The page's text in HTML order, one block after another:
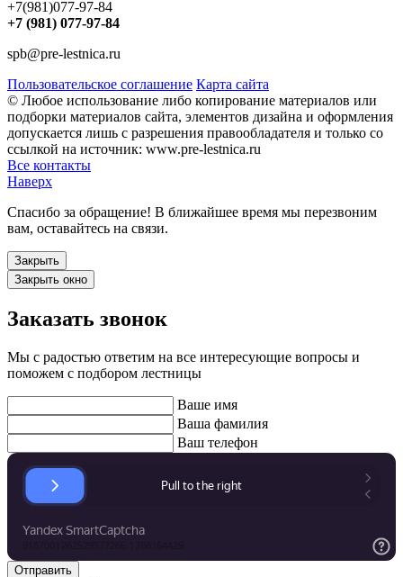
+7(981)077-97-84
+7 (981) 077-97-84
spb@pre-lestnica.ru
Пользовательское соглашение Карта сайта
© Любое использование либо копирование материалов или
подборки материалов сайта, элементов дизайна и оформления
допускается лишь с разрешения правообладателя и только со
ссылкой на источник: www.pre-lestnica.ru
Все контакты
Наверх
Спасибо за обращение! В ближайшее время мы перезвоним
вам, оставайтесь на связи.
Закрыть
Закрыть окно
Заказать звонок
Мы с радостью ответим на все интересующие вопросы и
поможем с подбором лестницы
Ваше имя
Ваша фамилия
Ваш телефон